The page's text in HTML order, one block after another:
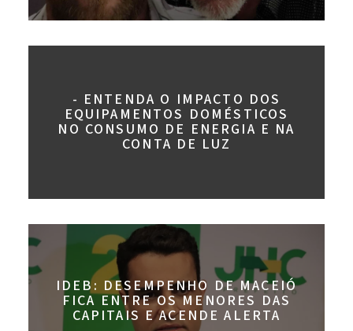
- ENTENDA O IMPACTO DOS
EQUIPAMENTOS DOMÉSTICOS
NO CONSUMO DE ENERGIA E NA
CONTA DE LUZ
IDEB: DESEMPENHO DE MACEIÓ
FICA ENTRE OS MENORES DAS
CAPITAIS E ACENDE ALERTA